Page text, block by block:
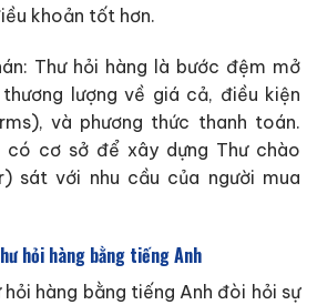
khoản tốt hơn.
Thư hỏi hàng là bước đệm mở
lượng về giá cả, điều kiện
và phương thức thanh toán.
có cơ sở để xây dựng Thư chào
sát với nhu cầu của người mua
hỏi hàng bằng tiếng Anh
hàng bằng tiếng Anh đòi hỏi sự